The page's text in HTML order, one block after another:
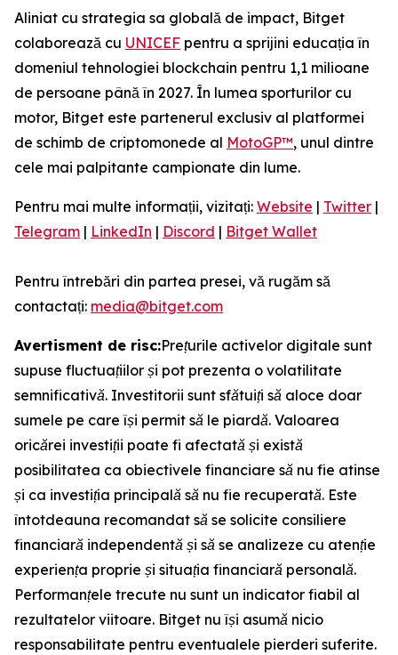
Aliniat cu strategia sa globală de impact, Bitget
colaborează cu UNICEF pentru a sprijini educația în
domeniul tehnologiei blockchain pentru 1,1 milioane
de persoane până în 2027. În lumea sporturilor cu
motor, Bitget este partenerul exclusiv al platformei
de schimb de criptomonede al MotoGP™, unul dintre
cele mai palpitante campionate din lume.
Pentru mai multe informații, vizitați: Website | Twitter |
Telegram | LinkedIn | Discord | Bitget Wallet
Pentru întrebări din partea presei, vă rugăm să
contactați: media@bitget.com
Avertisment de risc:Prețurile activelor digitale sunt
supuse fluctuațiilor și pot prezenta o volatilitate
semnificativă. Investitorii sunt sfătuiți să aloce doar
sumele pe care își permit să le piardă. Valoarea
oricărei investiții poate fi afectată și există
posibilitatea ca obiectivele financiare să nu fie atinse
și ca investiția principală să nu fie recuperată. Este
întotdeauna recomandat să se solicite consiliere
financiară independentă și să se analizeze cu atenție
experiența proprie și situația financiară personală.
Performanțele trecute nu sunt un indicator fiabil al
rezultatelor viitoare. Bitget nu își asumă nicio
responsabilitate pentru eventualele pierderi suferite.